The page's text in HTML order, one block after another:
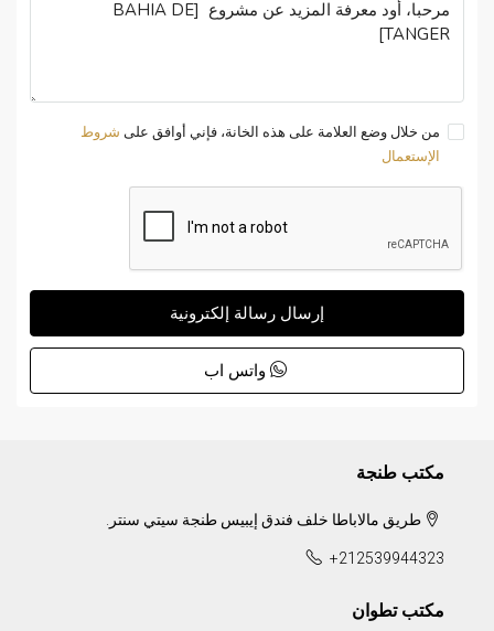
من خلال وضع العلامة على هذه الخانة، فإني أوافق على شروط
الإستعمال
إرسال رسالة إلكترونية
واتس اب
مكتب طنجة
طريق مالاباطا خلف فندق إيبيس طنجة سيتي سنتر.
+212539944323
مكتب تطوان